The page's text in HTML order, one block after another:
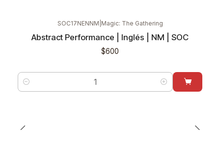
SOC17NENNM Magic: The Gathering
Abstract Performance | Inglés | NM | SOC
$600
Cantidad